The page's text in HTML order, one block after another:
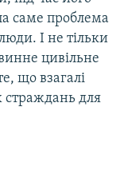
саме проблема
І не тільки
цивільне
що взагалі
страждань для